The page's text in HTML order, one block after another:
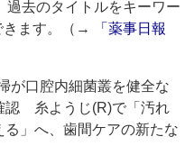
過去のタイトルをキーワー
きます。（→
「薬事日報
が口腔内細菌叢を健全な
認 糸ようじ(R)で「汚れ
」へ、歯間ケアの新たな